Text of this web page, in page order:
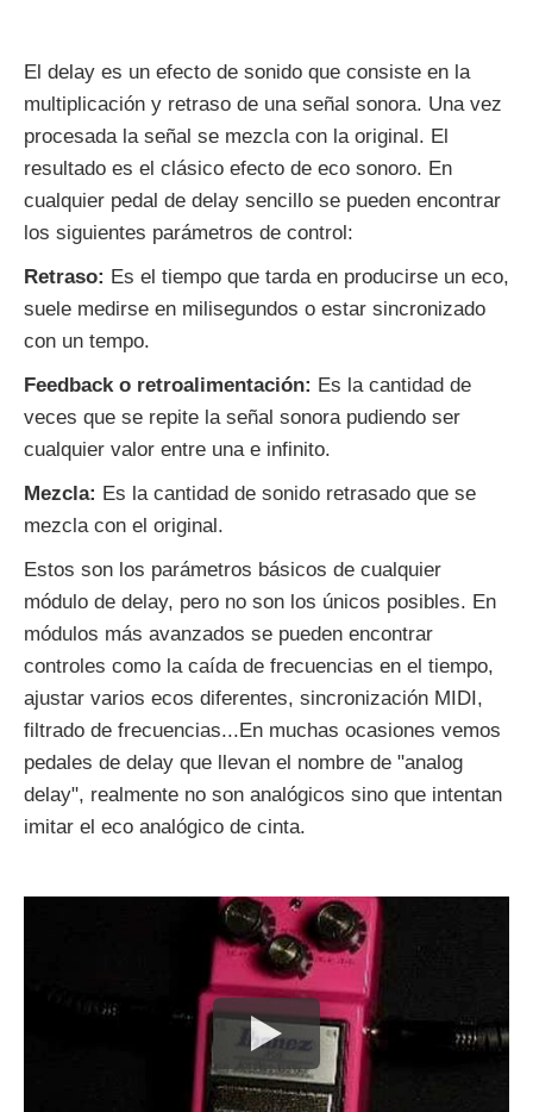
El delay es un efecto de sonido que consiste en la
multiplicación y retraso de una señal sonora. Una vez
procesada la señal se mezcla con la original. El
resultado es el clásico efecto de eco sonoro. En
cualquier pedal de delay sencillo se pueden encontrar
los siguientes parámetros de control:
Retraso: Es el tiempo que tarda en producirse un eco,
suele medirse en milisegundos o estar sincronizado
con un tempo.
Feedback o retroalimentación: Es la cantidad de
veces que se repite la señal sonora pudiendo ser
cualquier valor entre una e infinito.
Mezcla: Es la cantidad de sonido retrasado que se
mezcla con el original.
Estos son los parámetros básicos de cualquier
módulo de delay, pero no son los únicos posibles. En
módulos más avanzados se pueden encontrar
controles como la caída de frecuencias en el tiempo,
ajustar varios ecos diferentes, sincronización MIDI,
filtrado de frecuencias...En muchas ocasiones vemos
pedales de delay que llevan el nombre de "analog
delay", realmente no son analógicos sino que intentan
imitar el eco analógico de cinta.